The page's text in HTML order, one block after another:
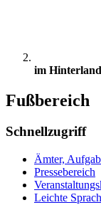
im
Fußbereich
Schnellzugriff
Ämter,
Pressebereich
Leichte